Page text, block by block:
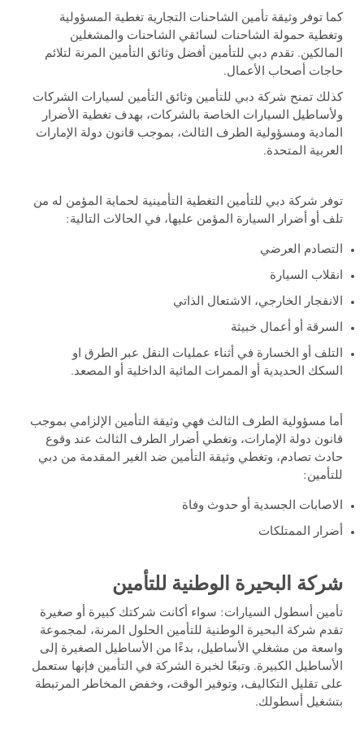
كما توفر وثيقة تأمين الشاحنات التجارية تغطية المسؤولية
وتغطية حمولة الشاحنات لسائقي الشاحنات والمشغلين
المالكين. تقدم دبي للتأمين أفضل وثائق التأمين المرنة لتلائم
حاجات أصحاب الأعمال.
كذلك تمنح شركة دبي للتأمين وثائق التأمين لسيارات الشركات
ولأساطيل السيارات الخاصة بالشركات، بهدف تغطية الأضرار
المادية ومسؤولية الطرف الثالث، بموجب قانون دولة الإمارات
العربية المتحدة.
توفر شركة دبي للتأمين التغطية التأمينية لحماية المؤمن له من
تلف أو أضرار السيارة المؤمن عليها، في الحالات التالية:
التصادم العرضي
انقلاب السيارة
الانفجار الخارجي، الاشتعال الذاتي
السرقة أو أعمال خبيثة
التلف أو الخسارة في أثناء عمليات النقل عبر الطرق او
السكك الحديدية أو الممرات المائية الداخلية أو المصعد.
أما مسؤولية الطرف الثالث فهي وثيقة التأمين الإلزامي بموجب
قانون دولة الإمارات، وتغطي أضرار الطرف الثالث عند وقوع
حادث تصادم، وتغطي وثيقة التأمين ضد الغير المقدمة من دبي
للتأمين:
الاصابات الجسدية أو حدوث وفاة
أضرار الممتلكات
شركة البحيرة الوطنية للتأمين
تأمين أسطول السيارات: سواء أكانت شركتك كبيرة أو صغيرة
تقدم شركة البحيرة الوطنية للتأمين الحلول المرنة، لمجموعة
واسعة من مشغلي الأساطيل، بدءًا من الأساطيل الصغيرة إلى
الأساطيل الكبيرة. وتبعًا لخبرة الشركة في التأمين فإنها ستعمل
على تقليل التكاليف، وتوفير الوقت، وخفض المخاطر المرتبطة
بتشغيل أسطولك.